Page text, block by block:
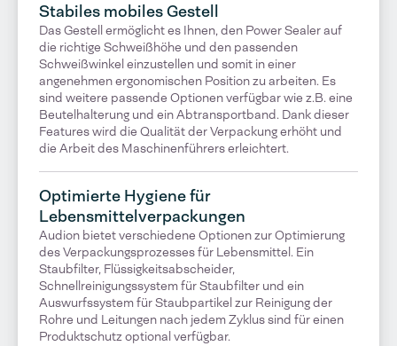
Stabiles mobiles Gestell
Das Gestell ermöglicht es Ihnen, den Power Sealer auf
die richtige Schweißhöhe und den passenden
Schweißwinkel einzustellen und somit in einer
angenehmen ergonomischen Position zu arbeiten. Es
sind weitere passende Optionen verfügbar wie z.B. eine
Beutelhalterung und ein Abtransportband. Dank dieser
Features wird die Qualität der Verpackung erhöht und
die Arbeit des Maschinenführers erleichtert.
Optimierte Hygiene für
Lebensmittelverpackungen
Audion bietet verschiedene Optionen zur Optimierung
des Verpackungsprozesses für Lebensmittel. Ein
Staubfilter, Flüssigkeitsabscheider,
Schnellreinigungssystem für Staubfilter und ein
Auswurfssystem für Staubpartikel zur Reinigung der
Rohre und Leitungen nach jedem Zyklus sind für einen
Produktschutz optional verfügbar.